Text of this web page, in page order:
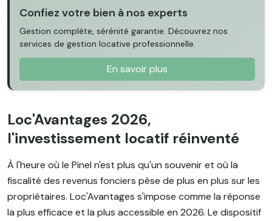
Confiez votre bien à nos experts
Gestion complète, sérénité garantie. Découvrez nos
services de gestion locative professionnelle.
En savoir plus
Loc'Avantages 2026,
l'investissement locatif réinventé
À l'heure où le Pinel n'est plus qu'un souvenir et où la
fiscalité des revenus fonciers pèse de plus en plus sur les
propriétaires. Loc'Avantages s'impose comme la réponse
la plus efficace et la plus accessible en 2026. Le dispositif